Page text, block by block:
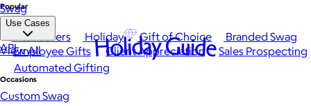
Popular
Best Sellers Holiday Gift of Choice
Branded Swag
View All
Occasions
Swag
Use Cases
Employee Gifts Client Appreciation
Sales Prospecting
Automated Gifting
Custom Swag
API Holiday Guide